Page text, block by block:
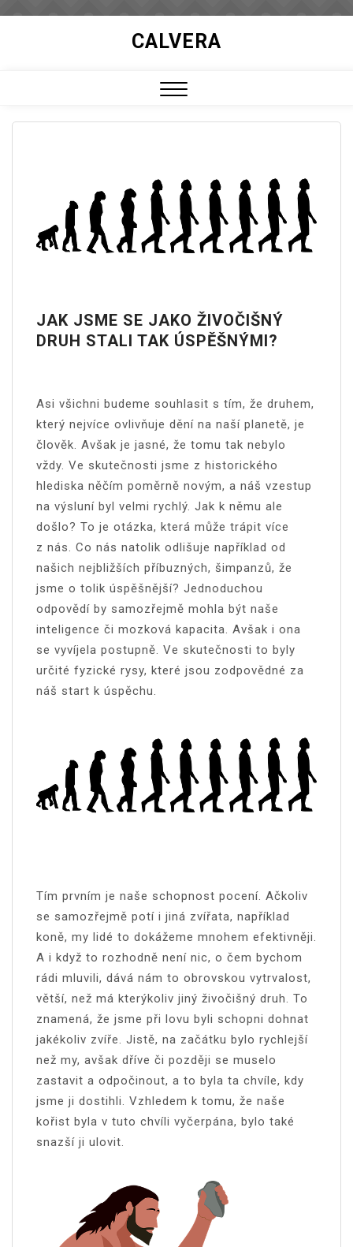
CALVERA
JAK JSME SE JAKO ŽIVOČIŠNÝ
DRUH STALI TAK ÚSPĚŠNÝMI?
Asi všichni budeme souhlasit s tím, že druhem,
který nejvíce ovlivňuje dění na naší planetě, je
člověk. Avšak je jasné, že tomu tak nebylo
vždy. Ve skutečnosti jsme z historického
hlediska něčím poměrně novým, a náš vzestup
na výsluní byl velmi rychlý. Jak k němu ale
došlo? To je otázka, která může trápit více
z nás. Co nás natolik odlišuje například od
našich nejbližších příbuzných, šimpanzů, že
jsme o tolik úspěšnější? Jednoduchou
odpovědí by samozřejmě mohla být naše
inteligence či mozková kapacita. Avšak i ona
se vyvíjela postupně. Ve skutečnosti to byly
určité fyzické rysy, které jsou zodpovědné za
náš start k úspěchu.
Tím prvním je naše schopnost pocení. Ačkoliv
se samozřejmě potí i jiná zvířata, například
koně, my lidé to dokážeme mnohem efektivněji.
A i když to rozhodně není nic, o čem bychom
rádi mluvili, dává nám to obrovskou vytrvalost,
větší, než má kterýkoliv jiný živočišný druh. To
znamená, že jsme při lovu byli schopni dohnat
jakékoliv zvíře. Jistě, na začátku bylo rychlejší
než my, avšak dříve či později se muselo
zastavit a odpočinout, a to byla ta chvíle, kdy
jsme ji dostihli. Vzhledem k tomu, že naše
kořist byla v tuto chvíli vyčerpána, bylo také
snazší ji ulovit.